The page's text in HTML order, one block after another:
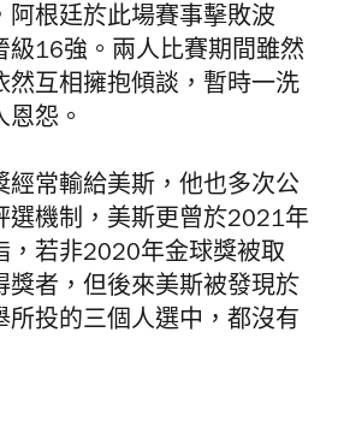
阿根廷於此場賽事擊敗波
級16強。兩人比賽期間雖然
然互相擁抱傾談，暫時一洗
怨。
經常輸給美斯，他也多次公
選機制，美斯更曾於2021年
，若非2020年金球獎被取
獎者，但後來美斯被發現於
所投的三個人選中，都沒有